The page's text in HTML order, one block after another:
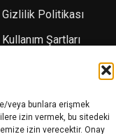
veya bunlara erişmek
izin vermek, bu sitedeki
izin verecektir. Onay
Gizlilik Politikası
Kullanım Şartları